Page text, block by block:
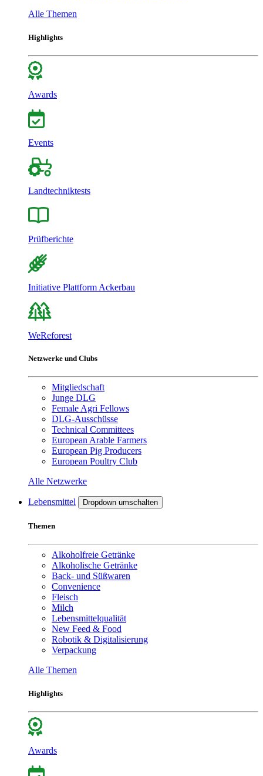
Alle Themen
Highlights
Awards
Events
Landtechniktests
Prüfberichte
Initiative Plattform Ackerbau
WeReforest
Netzwerke und Clubs
Mitgliedschaft
Junge DLG
Female Agri Fellows
DLG-Ausschüsse
Technical Committees
European Arable Farmers
European Pig Producers
European Poultry Club
Alle Netzwerke
Lebensmittel Dropdown umschalten
Themen
Alkoholfreie Getränke
Alkoholische Getränke
Back- und Süßwaren
Convenience
Fleisch
Milch
Lebensmittelqualität
New Feed & Food
Robotik & Digitalisierung
Verpackung
Alle Themen
Highlights
Awards